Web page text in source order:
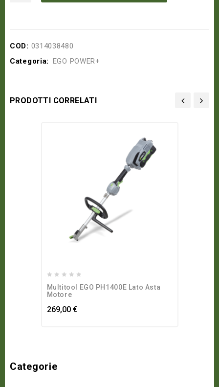
COD: 0314038480
Categoria: EGO POWER+
PRODOTTI CORRELATI
out
5
Multitool EGO PH1400E Lato Asta
Motore
269,00 €
Categorie